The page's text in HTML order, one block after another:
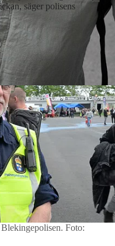
säger polisens
Blekingepolisen. Foto: